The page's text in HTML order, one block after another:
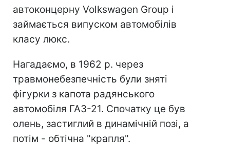
автоконцерну Volkswagen Group і
займається випуском автомобілів
класу люкс.
Нагадаємо, в 1962 р. через
травмонебезпечність були зняті
фігурки з капота радянського
автомобіля ГАЗ-21. Спочатку це був
олень, застиглий в динамічній позі, а
потім - обтічна "крапля".